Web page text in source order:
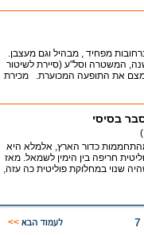
מפחיד , מבהיל וגם מעצבן.
המשטרה וסל"ע (סיירת לשיטור
את התופעה המכוערת. מכירת
בסיסי
כדור הארץ, אלמלא היא
חריפה בין הימין לשמאל. מאז
שנוי במחלוקת פוליטית כה עזה,
7